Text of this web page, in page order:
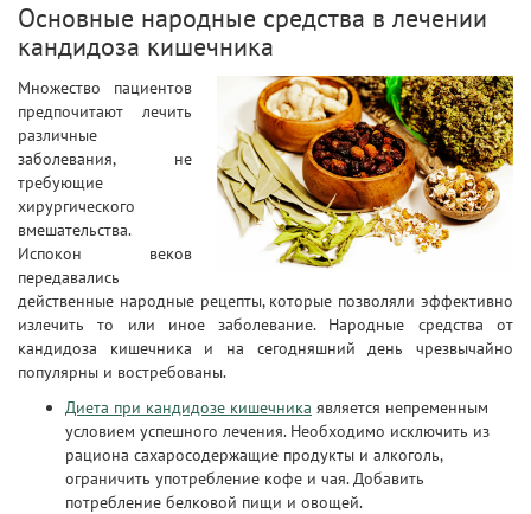
Основные народные средства в лечении
кандидоза кишечника
Множество пациентов
предпочитают лечить
различные
заболевания, не
требующие
хирургического
вмешательства.
Испокон веков
передавались
действенные народные рецепты, которые позволяли эффективно
излечить то или иное заболевание. Народные средства от
кандидоза кишечника и на сегодняшний день чрезвычайно
популярны и востребованы.
Диета при кандидозе кишечника является непременным
условием успешного лечения. Необходимо исключить из
рациона сахаросодержащие продукты и алкоголь,
ограничить употребление кофе и чая. Добавить
потребление белковой пищи и овощей.